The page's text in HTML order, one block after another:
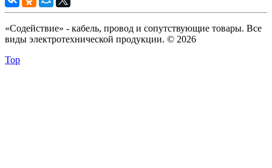
«Содействие» - кабель, провод и сопутствующие товары. Все
виды электротехнической продукции. © 2026
Top